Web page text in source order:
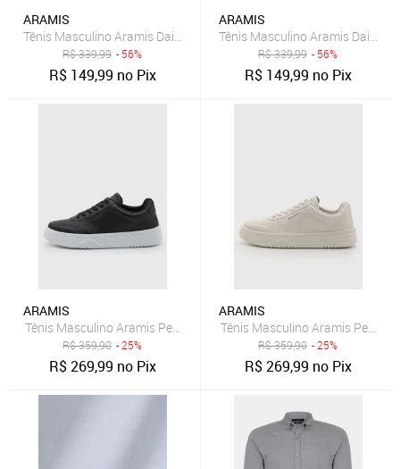
ARAMIS
Tênis Masculino Aramis Daily Slip Canvas Preto
R$339,99 - 56%
R$ 149,99 no Pix
ARAMIS
Tênis Masculino Aramis Daily
R$339,99 - 56%
R$ 149,99 no Pix
ARAMIS
Tênis Masculino Aramis Peak Road Preto
R$359,90 - 25%
R$269,99 no Pix
ARAMIS
Tênis Masculino Aramis Peak
R$359,90 - 25%
R$269,99 no Pix